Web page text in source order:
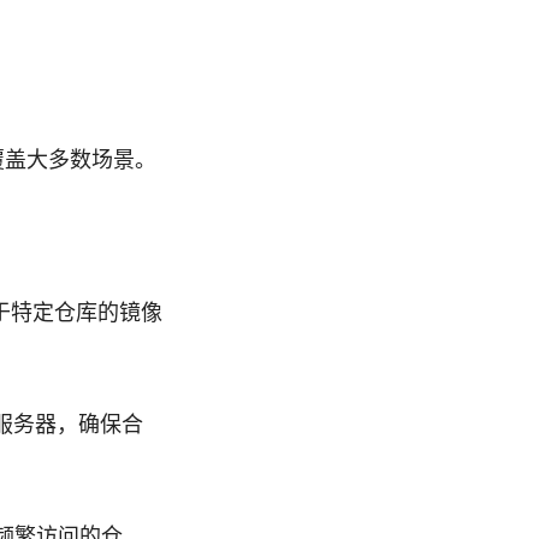
大多数场景。
特定仓库的镜像
务器，确保合